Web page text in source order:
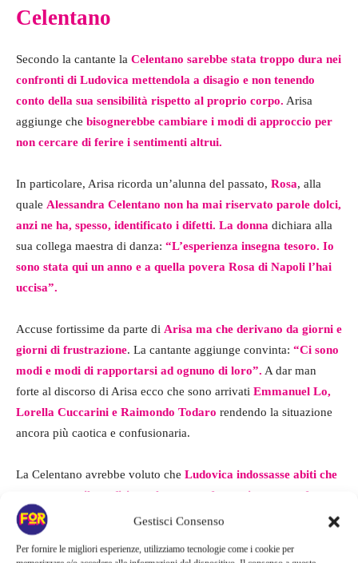
Gestisci Consenso
Per fornire le migliori esperienze, utilizziamo tecnologie come i cookie per
Celentano
Secondo la cantante la Celentano sarebbe stata troppo dura nei
confronti di Ludovica mettendola a disagio e non tenendo
conto della sua sensibilità rispetto al proprio corpo. Arisa
aggiunge che bisognerebbe cambiare i modi di approccio per
non cercare di ferire i sentimenti altrui.
In particolare, Arisa ricorda un’alunna del passato, Rosa, alla
quale Alessandra Celentano non ha mai riservato parole dolci,
anzi ne ha, spesso, identificato i difetti. La donna dichiara alla
sua collega maestra di danza: “L’esperienza insegna tesoro. Io
sono stata qui un anno e a quella povera Rosa di Napoli l’hai
uccisa”.
Accuse fortissime da parte di Arisa ma che derivano da giorni e
giorni di frustrazione. La cantante aggiunge convinta: “Ci sono
modi e modi di rapportarsi ad ognuno di loro”. A dar man
forte al discorso di Arisa ecco che sono arrivati Emmanuel Lo,
Lorella Cuccarini e Raimondo Todaro rendendo la situazione
ancora più caotica e confusionaria.
La Celentano avrebbe voluto che Ludovica indossasse abiti che
mostrassero il suo fisico soltanto per far capire quanto fosse
inadeguato per la danza e questo avrebbe messo in forte
disagio la ballerina.
non ci sta e risponde a tono.
L’insegnante ammette che le sue